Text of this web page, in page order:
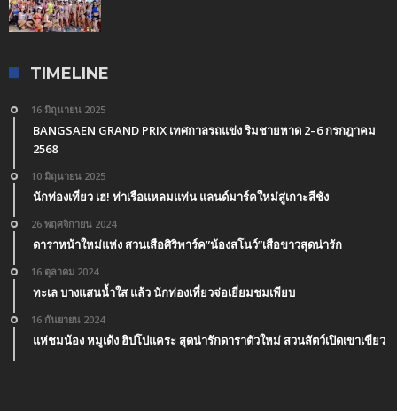
TIMELINE
16 มิถุนายน 2025
BANGSAEN GRAND PRIX เทศกาลรถแข่ง ริมชายหาด 2–6 กรกฎาคม
2568
10 มิถุนายน 2025
นักท่องเที่ยว เฮ! ท่าเรือแหลมแท่น แลนด์มาร์คใหม่สู่เกาะสีชัง
26 พฤศจิกายน 2024
ดาราหน้าใหม่แห่ง สวนเสือศิริพาร์ค”น้องสโนว์”เสือขาวสุดน่ารัก
16 ตุลาคม 2024
ทะเล บางแสนน้ำใส แล้ว นักท่องเที่ยวจ่อเยี่ยมชมเพียบ
16 กันยายน 2024
แห่ชมน้อง หมูเด้ง ฮิปโปแคระ สุดน่ารักดาราตัวใหม่ สวนสัตว์เปิดเขาเขียว